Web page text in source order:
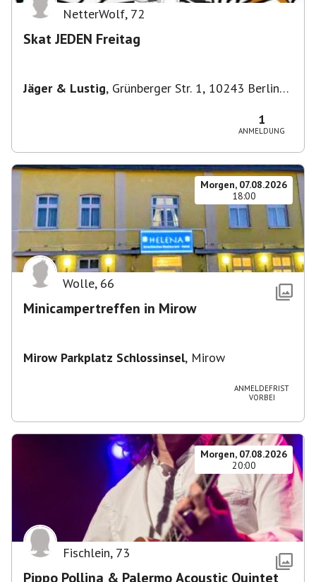
NetterWolf, 72
Skat JEDEN Freitag
Jäger & Lustig, Grünberger Str. 1, 10243 Berlin-
1
ANMELDUNG
Morgen, 07.08.2026
18:00
Wolle, 66
Minicampertreffen in Mirow
Mirow Parkplatz Schlossinsel, Mirow
ANMELDEFRIST
VORBEI
Morgen, 07.08.2026
20:00
Fischlein, 73
Pippo Pollina & Palermo Acoustic Quintet